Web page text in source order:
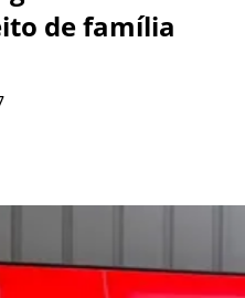
de família